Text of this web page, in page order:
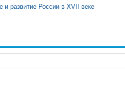
и развитие России в XVII веке